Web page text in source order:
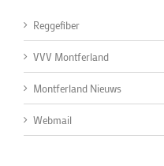
Reggefiber
VVV Montferland
Montferland Nieuws
Webmail